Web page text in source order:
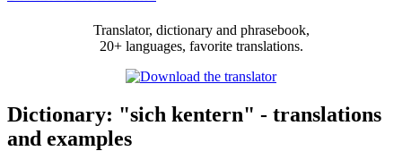
Translator, dictionary and phrasebook,
20+ languages, favorite translations.
Dictionary: "sich kentern" - translations
and examples